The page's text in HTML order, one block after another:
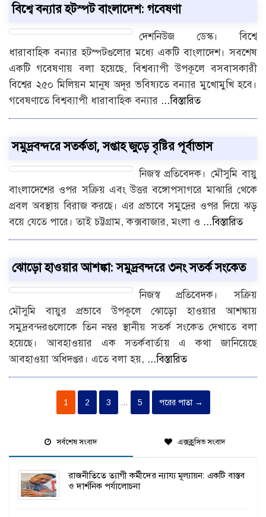
বিশ্বে বন্যার হটস্পট বাংলাদেশ: গবেষণা
দেশনিউজ ডেস্ক। বিশ্বে
ধারাবাহিক বন্যার হটস্পটগুলোর মধ্যে একটি বাংলাদেশ। সবশেষ
একটি গবেষণায় বলা হয়েছে, বিশ্বব্যাপী উপকূলে বসবাসকারী
বিশ্বের ২৫০ মিলিয়ন মানুষ অদূর ভবিষ্যতে বন্যার মুখোমুখি হবে।
গবেষণাতে বিশ্বব্যাপী ধারাবাহিক বন্যার ...বিস্তারিত
সমুদ্রবন্দরে সতর্কতা, সপ্তাহ জুড়ে বৃষ্টির পূর্বাভাস
নিজস্ব প্রতিবেদক। মৌসুমি বায়ু
বাংলাদেশের ওপর সক্রিয় এবং উত্তর বঙ্গোপসাগরে মাঝারি থেকে
প্রবল অবস্থায় বিরাজ করছে। এর প্রভাবে সমুদ্রের ওপর দিয়ে ঝড়
বয়ে যেতে পারে। তাই চট্টগ্রাম, কক্সবাজার, মংলা ও ...বিস্তারিত
ঝোড়ো হাওয়ার আশঙ্কা: সমুদ্রবন্দরে ৩নং সতর্ক সংকেত
নিজস্ব প্রতিবেদক। সক্রিয়
মৌসুমি বায়ুর প্রভাবে উপকূলে ঝোড়ো হাওয়ার আশঙ্কায়
সমুদ্রবন্দরগুলোকে তিন নম্বর স্থানীয় সতর্ক সংকেত দেখাতে বলা
হয়েছে। আবহাওয়ার এক সতর্কবার্তায় এ কথা জানিয়েছে
আবহাওয়া অধিদপ্তর। এতে বলা হয়, ...বিস্তারিত
1 2 3 … 5 পরের পাতা →
সর্বশেষ সংবাদ এক্সক্লুসিভ সংবাদ
রাজনীতিতে ত্যাগী কর্মীদের ন্যায্য মূল্যায়ন: একটি বাস্তব
ও দার্শনিক পর্যালোচনা